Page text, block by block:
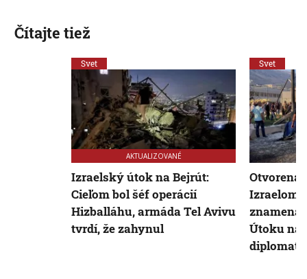
Čítajte tiež
Svet
AKTUALIZOVANÉ
Izraelský útok na Bejrút:
Cieľom bol šéf operácií
Hizballáhu, armáda Tel Avivu
tvrdí, že zahynul
Svet
Otvorená
Izraelom
Útoku na
diplomati